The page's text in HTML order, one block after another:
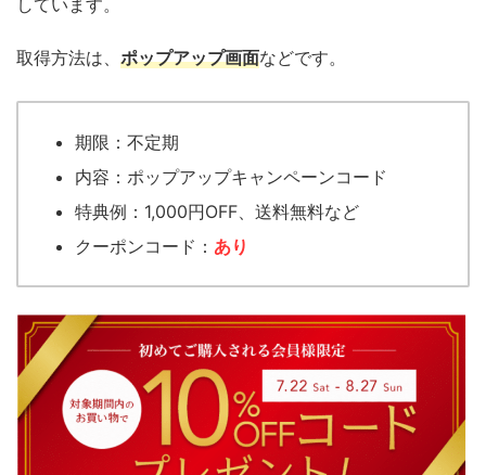
取得方法は、 ポップアップ画面などです。
期限：不定期
内容：ポップアップキャンペーンコード
特典例：1,000円OFF、送料無料など
クーポンコード： あり